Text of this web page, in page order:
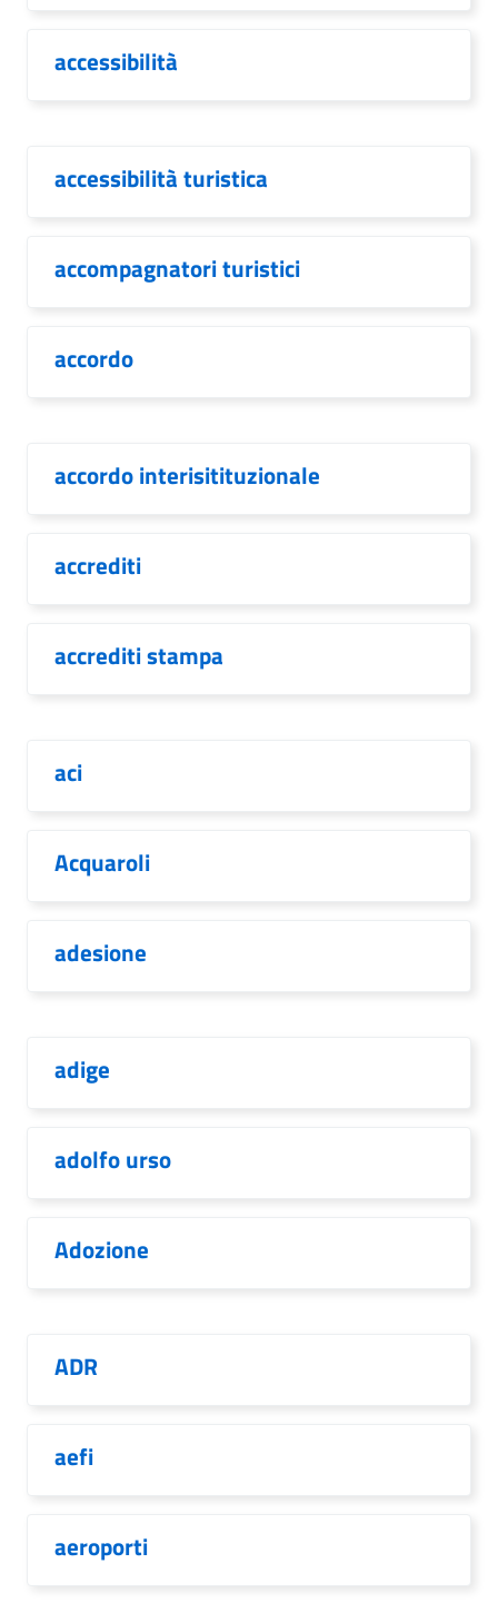
accessibilità
accessibilità turistica
accompagnatori turistici
accordo
accordo interisitituzionale
accrediti
accrediti stampa
aci
Acquaroli
adesione
adige
adolfo urso
Adozione
ADR
aefi
aeroporti